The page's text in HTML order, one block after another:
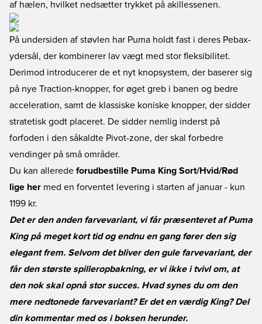
af hælen, hvilket nedsætter trykket på akillessenen.
På undersiden af støvlen har Puma holdt fast i deres Pebax-
ydersål, der kombinerer lav vægt med stor fleksibilitet.
Derimod introducerer de et nyt knopsystem, der baserer sig
på nye Traction-knopper, for øget greb i banen og bedre
acceleration, samt de klassiske koniske knopper, der sidder
stratetisk godt placeret. De sidder nemlig inderst på
forfoden i den såkaldte Pivot-zone, der skal forbedre
vendinger på små områder.
Du kan allerede forudbestille Puma King Sort/Hvid/Rød
lige her med en forventet levering i starten af januar - kun
1199 kr.
Det er den anden farvevariant, vi får præsenteret af Puma
King på meget kort tid og endnu en gang fører den sig
elegant frem. Selvom det bliver den gule farvevariant, der
får den største spilleropbakning, er vi ikke i tvivl om, at
den nok skal opnå stor succes. Hvad synes du om den
mere nedtonede farvevariant? Er det en værdig King? Del
din kommentar med os i boksen herunder.